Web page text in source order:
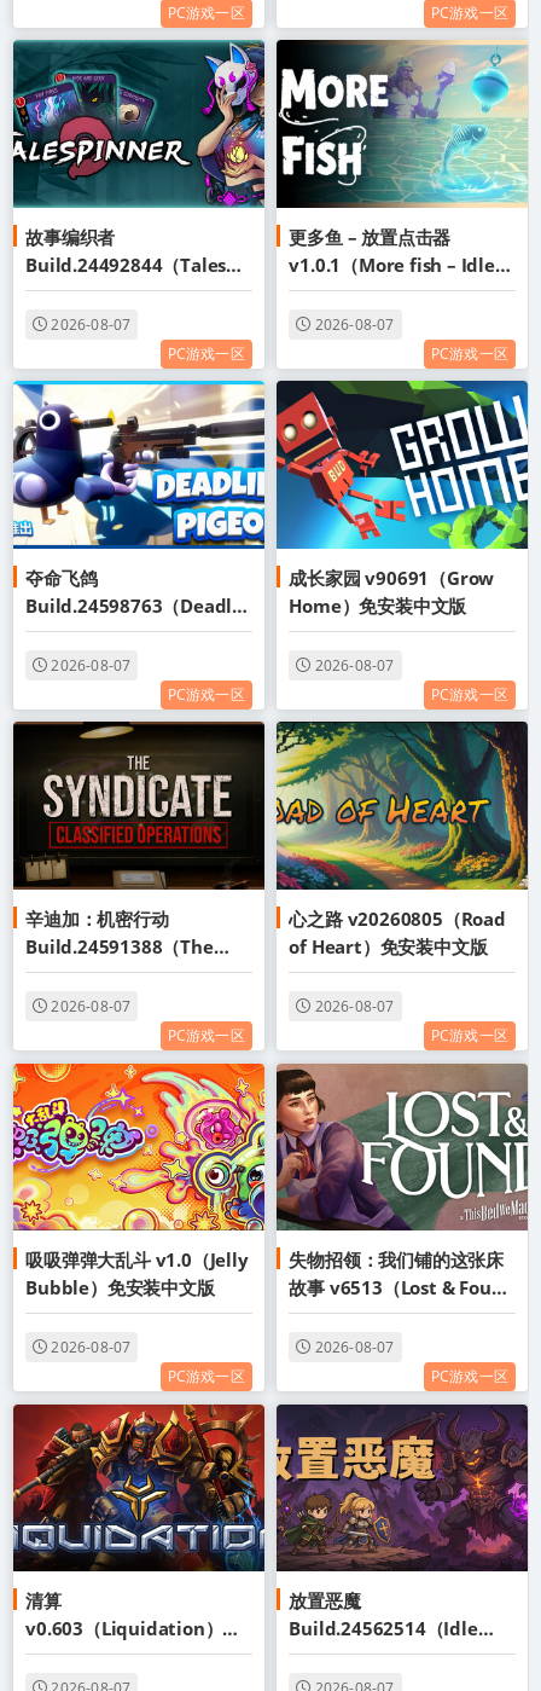
PC游戏一区
PC游戏一区
故事编织者
Build.24492844（Talespi
nner）免安装中文版
2026-08-07
PC游戏一区
更多鱼 – 放置点击器
v1.0.1（More fish – Idle
Clicker）免安装中文版
2026-08-07
PC游戏一区
夺命飞鸽
Build.24598763（Deadlie
st Pigeon）免安装中文版
2026-08-07
PC游戏一区
成长家园 v90691（Grow
Home）免安装中文版
2026-08-07
PC游戏一区
辛迪加：机密行动
Build.24591388（The
Syndicate Classified
Operations）免安装中文版
2026-08-07
PC游戏一区
心之路 v20260805（Road
of Heart）免安装中文版
2026-08-07
PC游戏一区
吸吸弹弹大乱斗 v1.0（Jelly
Bubble）免安装中文版
2026-08-07
PC游戏一区
失物招领：我们铺的这张床
故事 v6513（Lost & Found
A This Bed We Made
Story）免安装英文版
2026-08-07
PC游戏一区
清算
v0.603（Liquidation）免
安装英文版
放置恶魔
Build.24562514（Idle
Inferno）免安装中文版